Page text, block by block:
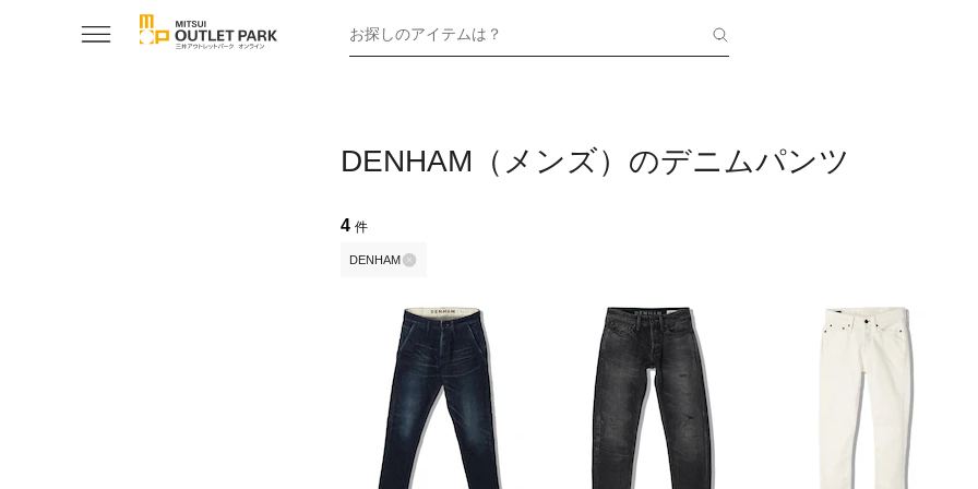
お探しのアイテムは？
DENHAM（メンズ）のデニムパンツ
4 件
DENHAM